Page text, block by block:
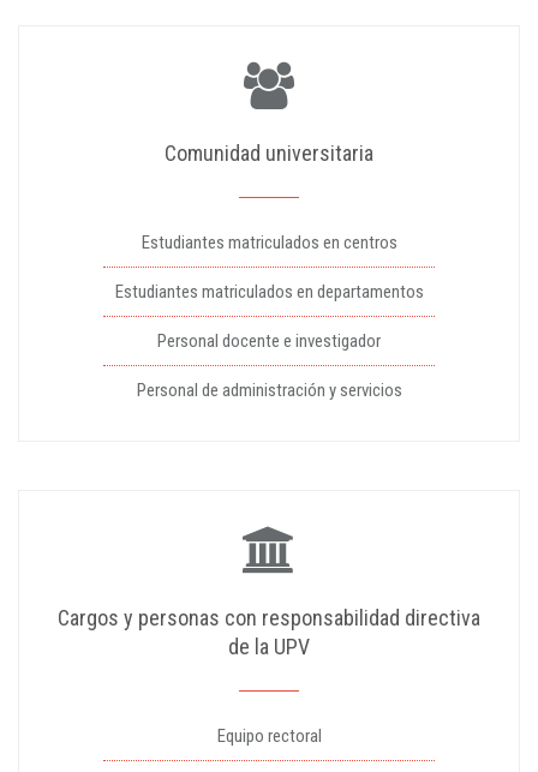
Comunidad universitaria
Estudiantes matriculados en centros
Estudiantes matriculados en departamentos
Personal docente e investigador
Personal de administración y servicios
Cargos y personas con responsabilidad directiva
de la UPV
Equipo rectoral